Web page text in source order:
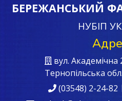
БЕРЕЖАНСЬКИЙ
НУБІП
вул.
Тернопільська
(03548) 2-24-82